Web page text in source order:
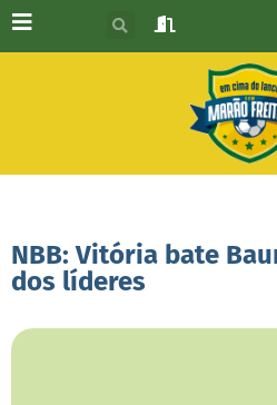
NBB: Vitória bate
dos líderes